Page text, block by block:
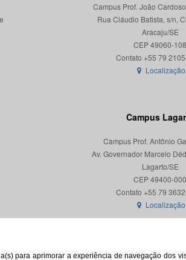
para aprimorar a experiência de navegação dos
Campus Prof. João
Rua Cláudio Batista, s/n,
Aracaju/SE
CEP 49060-108
Localização
Campus
Campus Prof. Antônio
Av. Governador Marcelo
Lagarto/SE
CEP 49400-000
Localização